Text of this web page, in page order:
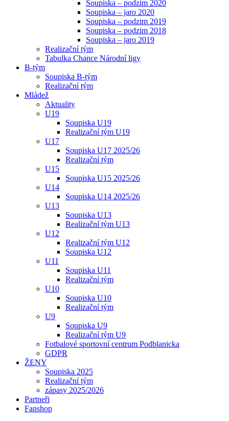
Soupiska – podzim 2020
Soupiska – jaro 2020
Soupiska – podzim 2019
Soupiska – podzim 2018
Soupiska – jaro 2019
Realizační tým
Tabulka Chance Národní ligy
B-tým
Soupiska B-tým
Realizační tým
Mládež
Aktuality
U19
Soupiska U19
Realizační tým U19
U17
Soupiska U17 2025/26
Realizační tým
U15
Soupiska U15 2025/26
U14
Soupiska U14 2025/26
U13
Soupiska U13
Realizační tým U13
U12
Realizační tým U12
Soupiska U12
U11
Soupiska U11
Realizační tým
U10
Soupiska U10
Realizační tým
U9
Soupiska U9
Realizační tým U9
Fotbalové sportovní centrum Podblanicka
GDPR
ŽENY
Soupiska 2025
Realizační tým
zápasy 2025/2026
Partneři
Fanshop